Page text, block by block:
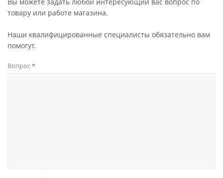
товару или работе магазина.
Наши квалифицированные специалисты обязательно вам
помогут.
Вопрос*